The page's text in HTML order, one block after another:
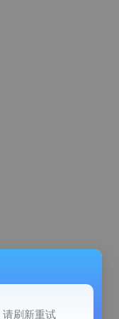
刷新重试